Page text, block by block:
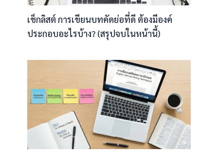
เช็กลิสต์ การเขียนบทคัดย่อที่ดี ต้องมีองค์
ประกอบอะไรบ้าง? (สรุปจบในหน้านี้)